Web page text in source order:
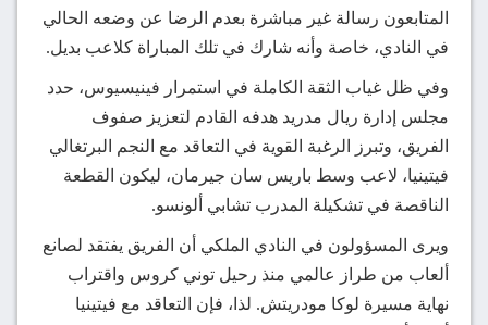
المتابعون رسالة غير مباشرة بعدم الرضا عن وضعه الحالي
في النادي، خاصة وأنه شارك في تلك المباراة كلاعب بديل.
وفي ظل غياب الثقة الكاملة في استمرار فينيسيوس، حدد
مجلس إدارة ريال مدريد هدفه القادم لتعزيز صفوف
الفريق، وتبرز الرغبة القوية في التعاقد مع النجم البرتغالي
فيتينيا، لاعب وسط باريس سان جيرمان، ليكون القطعة
الناقصة في تشكيلة المدرب تشابي ألونسو.
ويرى المسؤولون في النادي الملكي أن الفريق يفتقد لصانع
ألعاب من طراز عالمي منذ رحيل توني كروس واقتراب
نهاية مسيرة لوكا مودريتش. لذا، فإن التعاقد مع فيتينيا